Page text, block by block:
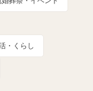
・くらし